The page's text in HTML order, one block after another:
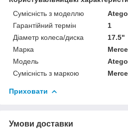
Сумісність з моделлю
Atego
Гарантійний термін
1
Діаметр колеса/диска
17.5"
Марка
Модель
Atego
Сумісність з маркою
Приховати
Умови доставки